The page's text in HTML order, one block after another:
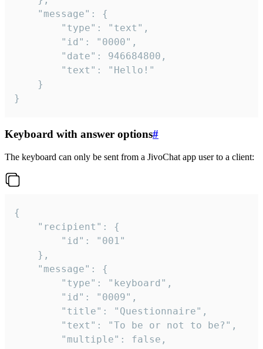
}
Keyboard with answer options#
The keyboard can only be sent from a JivoChat app user to a client:
{